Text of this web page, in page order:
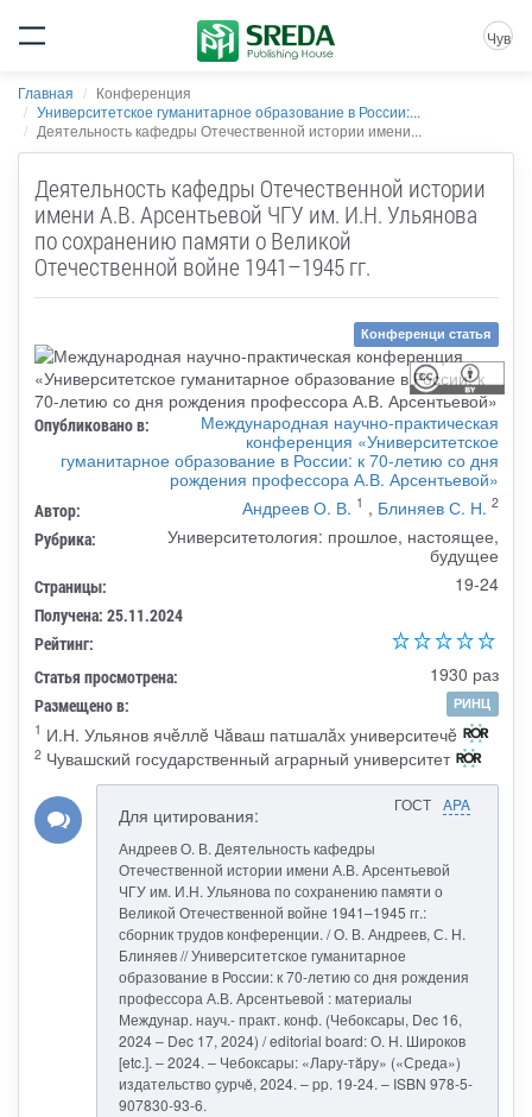
Чув
Главная
Конференция
Университетское гуманитарное образование в России:...
Деятельность кафедры Отечественной истории имени...
Деятельность кафедры Отечественной истории
имени А.В. Арсентьевой ЧГУ им. И.Н. Ульянова
по сохранению памяти о Великой
Отечественной войне 1941–1945 гг.
Конференци статья
Опубликовано в:
Международная научно-практическая
конференция «Университетское
гуманитарное образование в России: к 70-летию со дня
рождения профессора А.В. Арсентьевой»
Автор: Андреев О. В. 1 , Блиняев С. Н. 2
Рубрика:
Университетология: прошлое, настоящее,
будущее
Страницы: 19-24
Получена: 25.11.2024
Рейтинг:
Статья просмотрена:
1930 раз
Размещено в:
РИНЦ
1 И.Н. Ульянов ячĕллĕ Чăваш патшалăх университечĕ
2Чувашский государственный аграрный университет
ГОСТ APA
Для цитирования:
Андреев О. В. Деятельность кафедры
Отечественной истории имени А.В. Арсентьевой
ЧГУ им. И.Н. Ульянова по сохранению памяти о
Великой Отечественной войне 1941–1945 гг.:
сборник трудов конференции. / О. В. Андреев, С. Н.
Блиняев // Университетское гуманитарное
образование в России: к 70-летию со дня рождения
профессора А.В. Арсентьевой : материалы
Междунар. науч.- практ. конф. (Чебоксары, Dec 16,
2024 – Dec 17, 2024) / editorial board: О. Н. Широков
[etc.]. – 2024. – Чебоксары: «Лару-тăру» («Среда»)
издательство çурчě, 2024. – pp. 19-24. – ISBN 978-5-
907830-93-6.